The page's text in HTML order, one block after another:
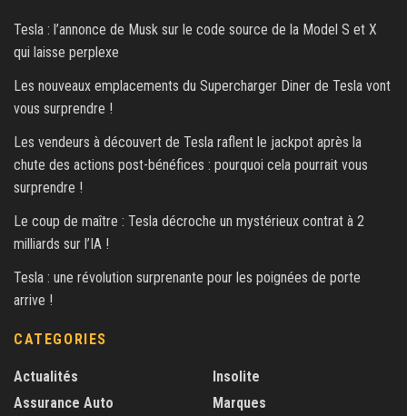
Tesla : l’annonce de Musk sur le code source de la Model S et X
qui laisse perplexe
Les nouveaux emplacements du Supercharger Diner de Tesla vont
vous surprendre !
Les vendeurs à découvert de Tesla raflent le jackpot après la
chute des actions post-bénéfices : pourquoi cela pourrait vous
surprendre !
Le coup de maître : Tesla décroche un mystérieux contrat à 2
milliards sur l’IA !
Tesla : une révolution surprenante pour les poignées de porte
arrive !
CATEGORIES
Actualités
Assurance Auto
Insolite
Marques